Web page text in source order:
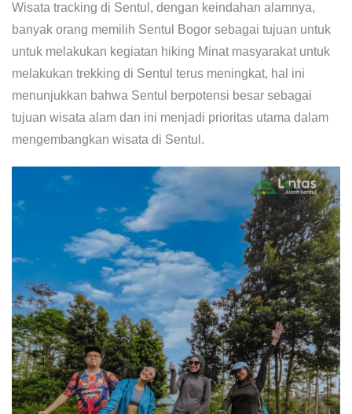
Wisata tracking di Sentul, dengan keindahan alamnya,
banyak orang memilih Sentul Bogor sebagai tujuan untuk
untuk melakukan kegiatan hiking Minat masyarakat untuk
melakukan trekking di Sentul terus meningkat, hal ini
menunjukkan bahwa Sentul berpotensi besar sebagai
tujuan wisata alam dan ini menjadi prioritas utama dalam
mengembangkan wisata di Sentul.